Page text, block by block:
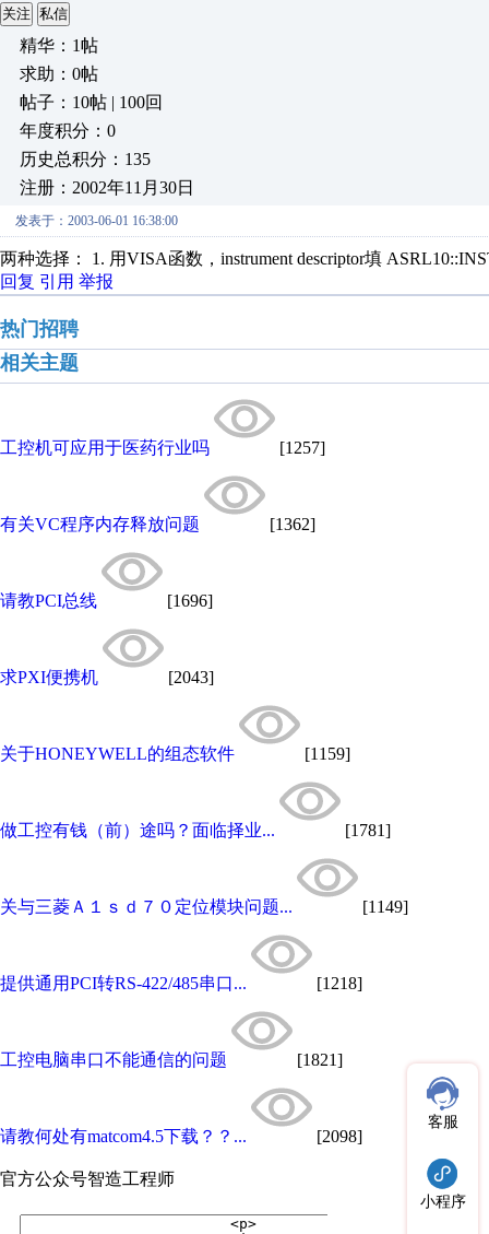
关注 私信
精华：1帖
求助：0帖
帖子：10帖 | 100回
年度积分：0
历史总积分：135
注册：2002年11月30日
发表于：2003-06-01 16:38:00
两种选择： 1. 用VISA函数，instrument descriptor填
回复 引用 举报
热门招聘
相关主题
工控机可应用于医药行业吗 [1257]
有关VC程序内存释放问题 [1362]
请教PCI总线 [1696]
求PXI便携机 [2043]
关于HONEYWELL的组态软件 [1159]
做工控有钱（前）途吗？面临择业... [1781]
关与三菱Ａ１ｓｄ７０定位模块问题... [1149]
提供通用PCI转RS-422/485串口... [1218]
工控电脑串口不能通信的问题 [1821]
请教何处有matcom4.5下载？？... [2098]
官方公众号智造工程师
客服
小程序